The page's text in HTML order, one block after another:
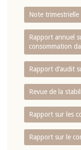
Note trimestrielle
Rapport annuel
consommation
Rapport d‘audit
Revue de la
Rapport sur les
Rapport sur le